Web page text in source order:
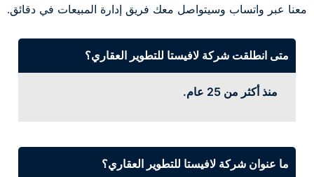
معنا عبر واتساب وسيتواصل معك فريق إدارة المبيعات في دقائق.
متى انطلقت شركة لافيستا للتطوير العقاري؟
منذ أكثر من 25 عام.
ما عنوان شركة لافيستا للتطوير العقاري؟